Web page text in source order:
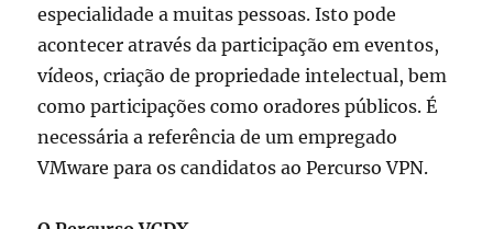
especialidade a muitas pessoas. Isto pode
acontecer através da participação em eventos,
vídeos, criação de propriedade intelectual, bem
como participações como oradores públicos. É
necessária a referência de um empregado
VMware para os candidatos ao Percurso VPN.